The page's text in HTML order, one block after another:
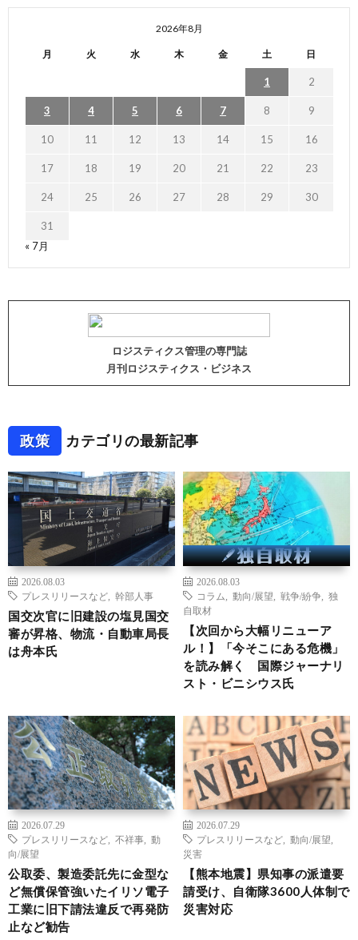
2026年8月
月 火 水 木 金 土 日
1 2
3 4 5 6 7 8 9
10 11 12 13 14 15 16
17 18 19 20 21 22 23
24 25 26 27 28 29 30
31
« 7月
ロジスティクス管理の専門誌
月刊ロジスティクス・ビジネス
政策 カテゴリの最新記事
2026.08.03
プレスリリースなど
幹部人事
国交次官に旧建設の塩見国交
審が昇格、物流・自動車局長
は舟本氏
2026.08.03
コラム
動向/展望 戦争/紛争
独
自取材
【次回から大幅リニューア
ル！】「今そこにある危機」
を読み解く 国際ジャーナリ
スト・ビニシウス氏
2026.07.29
プレスリリースなど
不祥事
動
向/展望
公取委、製造委託先に金型な
ど無償保管強いたイリソ電子
工業に旧下請法違反で再発防
止など勧告
2026.07.29
プレスリリースなど
動向/展望
災害
【熊本地震】県知事の派遣要
請受け、自衛隊3600人体制で
災害対応